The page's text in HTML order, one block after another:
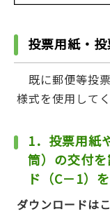
投票用紙・
既に郵便等投
様式を使用して
1．投票用紙
筒）の交付
ド（C－1）
ダウンロードは